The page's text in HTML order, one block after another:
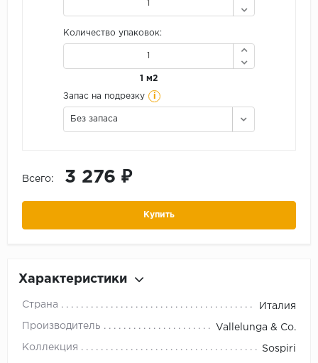
Количество упаковок:
1 м2
Запас на подрезку i
Без запаса
Всего: 3 276 ₽
Купить
Характеристики
Страна Италия
Производитель Vallelunga & Co.
Коллекция Sospiri